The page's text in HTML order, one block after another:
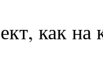
как на